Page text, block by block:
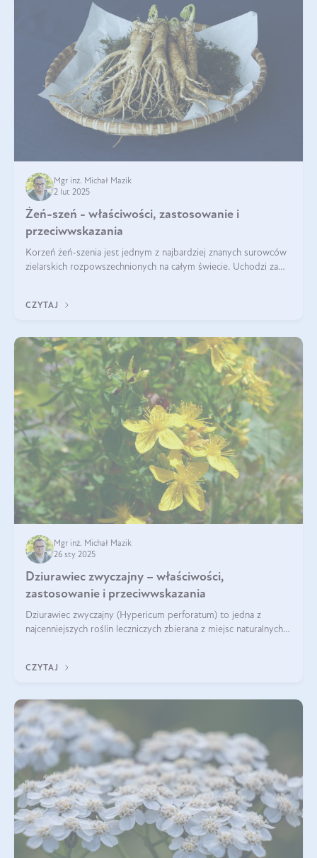
Mgr inż. Michał Mazik
2 lut 2025
Żeń-szeń - właściwości, zastosowanie i
przeciwwskazania
Korzeń żeń-szenia jest jednym z najbardziej znanych surowców
zielarskich rozpowszechnionych na całym świecie. Uchodzi za
CZYTAJ
Mgr inż. Michał Mazik
26 sty 2025
Dziurawiec zwyczajny – właściwości,
zastosowanie i przeciwwskazania
Dziurawiec zwyczajny (Hypericum perforatum) to jedna z
najcenniejszych roślin leczniczych zbierana z miejsc naturalnych i
CZYTAJ